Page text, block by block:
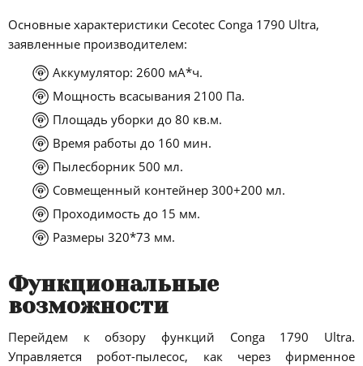
Основные характеристики Cecotec Conga 1790 Ultra,
заявленные производителем:
Аккумулятор: 2600 мА*ч.
Мощность всасывания 2100 Па.
Площадь уборки до 80 кв.м.
Время работы до 160 мин.
Пылесборник 500 мл.
Совмещенный контейнер 300+200 мл.
Проходимость до 15 мм.
Размеры 320*73 мм.
Функциональные
возможности
Перейдем к обзору функций Conga 1790 Ultra.
Управляется робот-пылесос, как через фирменное